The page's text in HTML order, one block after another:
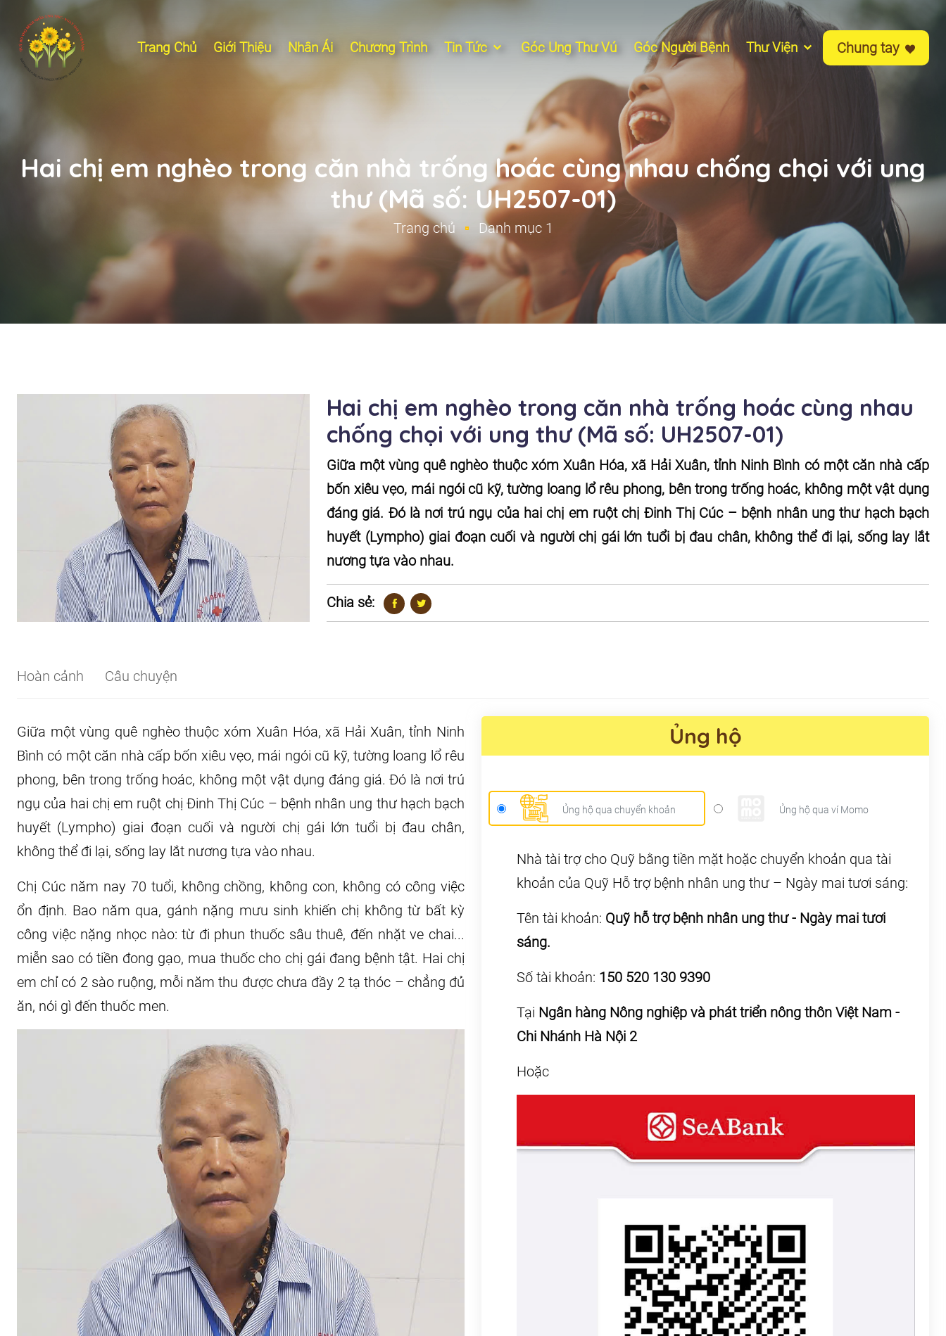
Trang Chủ Giới Thiệu Nhân Ái Chương Trình Tin Tức Góc Ung Thư Vú Góc Người Bệnh Thư Viện Chung tay
Hai chị em nghèo trong căn nhà trống hoác cùng nhau chống chọi với ung
thư (Mã số: UH2507-01)
Trang chủ Danh mục 1
Hai chị em nghèo trong căn nhà trống hoác cùng nhau
chống chọi với ung thư (Mã số: UH2507-01)
Giữa một vùng quê nghèo thuộc xóm Xuân Hóa, xã Hải Xuân, tỉnh Ninh Bình có một căn nhà cấp
bốn xiêu vẹo, mái ngói cũ kỹ, tường loang lổ rêu phong, bên trong trống hoác, không một vật dụng
đáng giá. Đó là nơi trú ngụ của hai chị em ruột chị Đinh Thị Cúc – bệnh nhân ung thư hạch bạch
huyết (Lympho) giai đoạn cuối và người chị gái lớn tuổi bị đau chân, không thể đi lại, sống lay lắt
nương tựa vào nhau.
Chia sẻ:
Hoàn cảnh Câu chuyện
Giữa một vùng quê nghèo thuộc xóm Xuân Hóa, xã Hải Xuân, tỉnh Ninh
Bình có một căn nhà cấp bốn xiêu vẹo, mái ngói cũ kỹ, tường loang lổ rêu
phong, bên trong trống hoác, không một vật dụng đáng giá. Đó là nơi trú
ngụ của hai chị em ruột chị Đinh Thị Cúc – bệnh nhân ung thư hạch bạch
huyết (Lympho) giai đoạn cuối và người chị gái lớn tuổi bị đau chân,
không thể đi lại, sống lay lắt nương tựa vào nhau.
Chị Cúc năm nay 70 tuổi, không chồng, không con, không có công việc
ổn định. Bao năm qua, gánh nặng mưu sinh khiến chị không từ bất kỳ
công việc nặng nhọc nào: từ đi phun thuốc sâu thuê, đến nhặt ve chai...
miễn sao có tiền đong gạo, mua thuốc cho chị gái đang bệnh tật. Hai chị
em chỉ có 2 sào ruộng, mỗi năm thu được chưa đầy 2 tạ thóc – chẳng đủ
ăn, nói gì đến thuốc men.
Ủng hộ
Ủng hộ qua chuyển khoản Ủng hộ qua ví Momo
Nhà tài trợ cho Quỹ bằng tiền mặt hoặc chuyển khoản qua tài
khoản của Quỹ Hỗ trợ bệnh nhân ung thư – Ngày mai tươi sáng:
Tên tài khoản: Quỹ hỗ trợ bệnh nhân ung thư - Ngày mai tươi
sáng.
Số tài khoản: 150 520 130 9390
Tại Ngân hàng Nông nghiệp và phát triển nông thôn Việt Nam -
Chi Nhánh Hà Nội 2
Hoặc